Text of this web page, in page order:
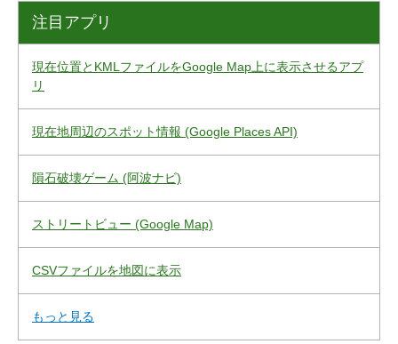
注目アプリ
現在位置とKMLファイルをGoogle Map上に表示させるアプ
リ
現在地周辺のスポット情報 (Google Places API)
隕石破壊ゲーム (阿波ナビ)
ストリートビュー (Google Map)
CSVファイルを地図に表示
もっと見る